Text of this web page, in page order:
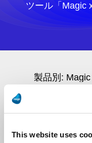
This website uses
ツール「Magic